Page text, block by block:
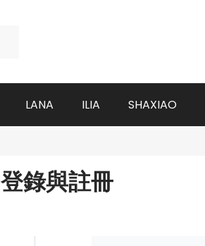
LANA ILIA SHAXIAO
錄與註冊